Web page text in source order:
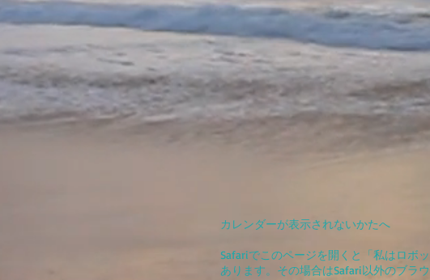
カレンダーが表示されないかたへ
Safariでこのページを開くと「私はロボ
あります。その場合はSafari以外のブラ